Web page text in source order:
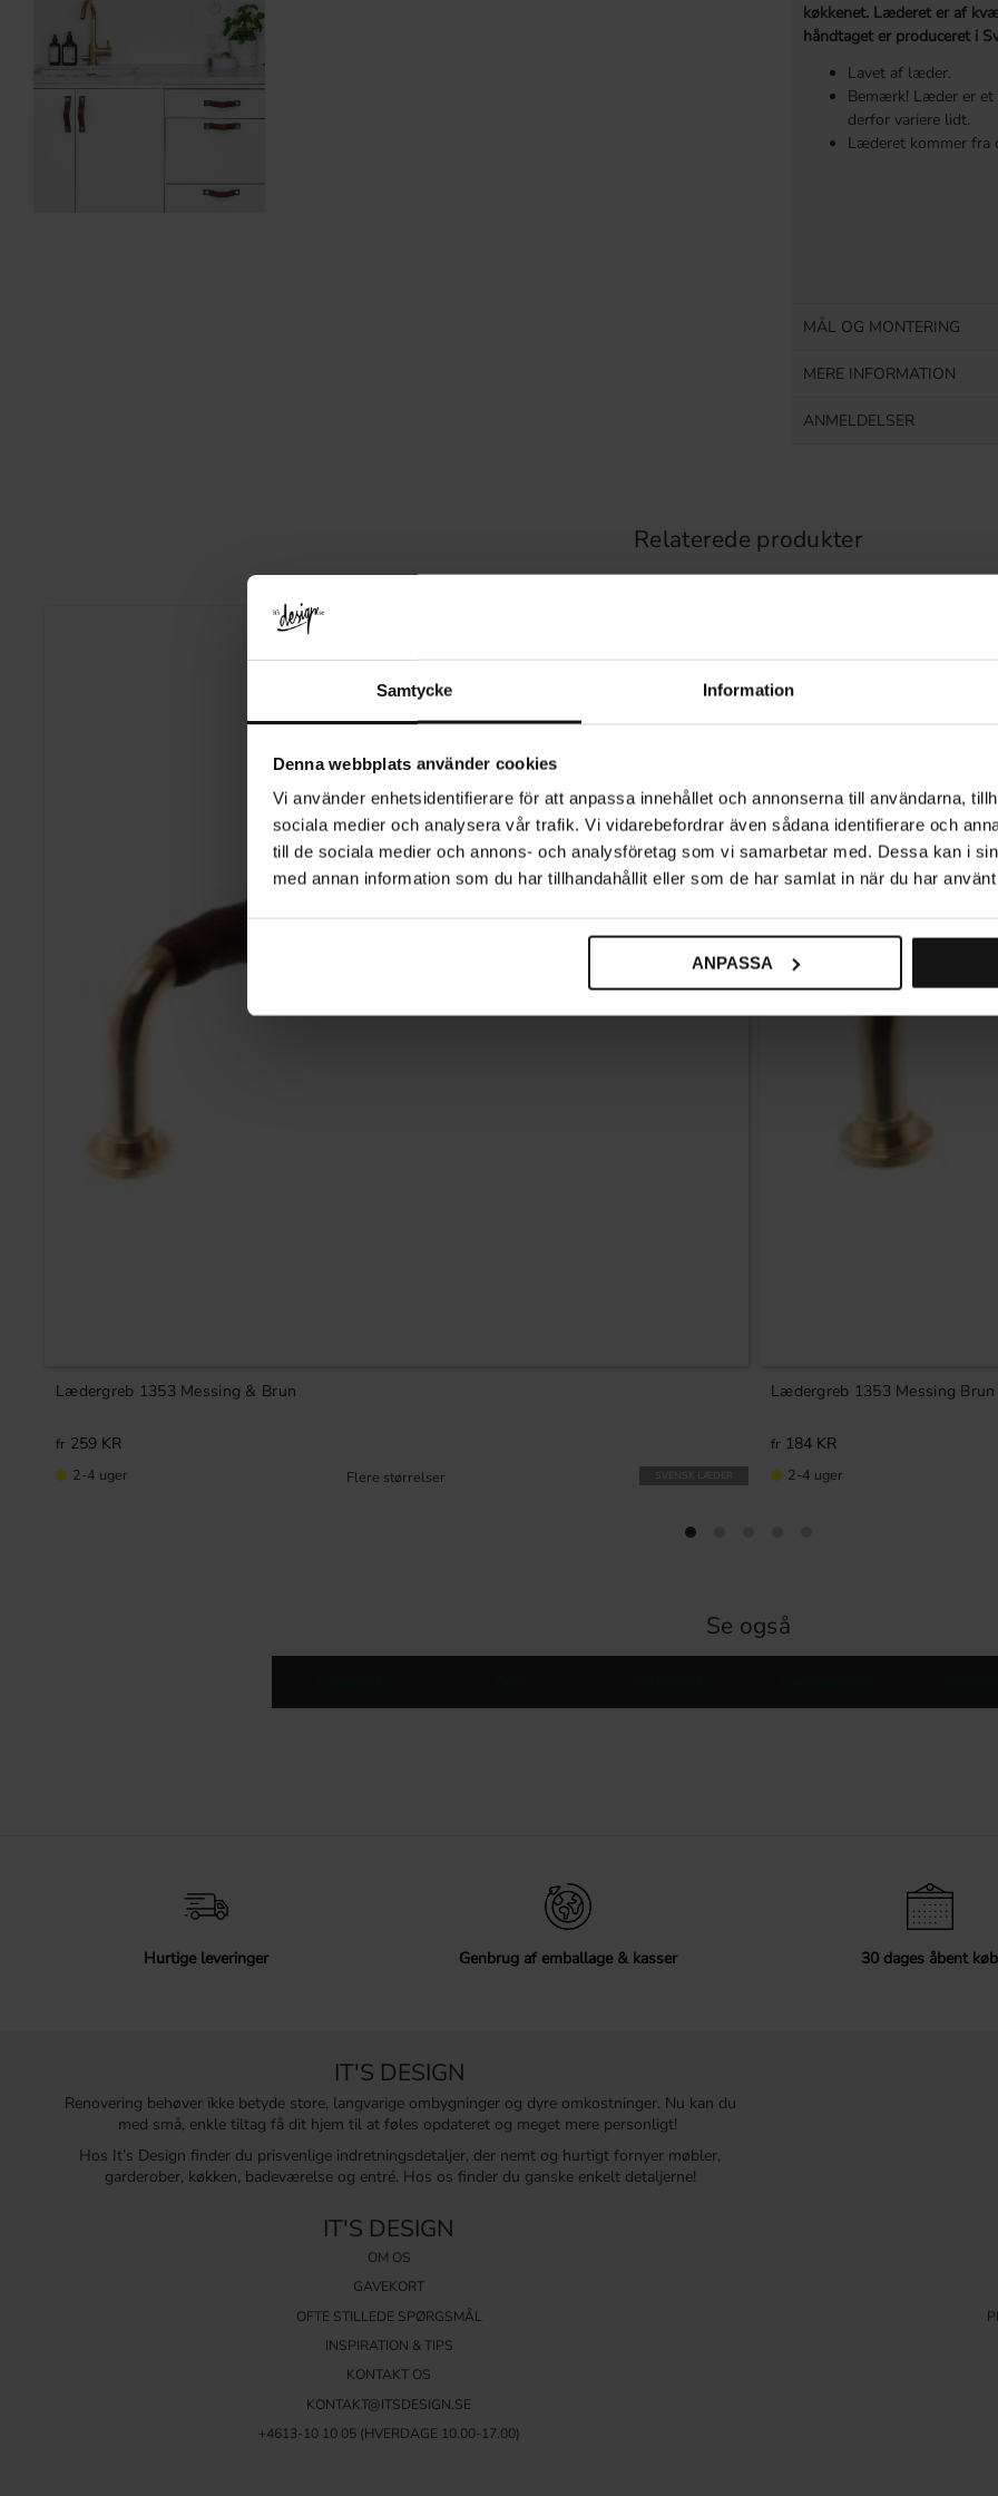
Samtycke Information
Denna webbplats använder cookies
Vi använder enhetsidentifierare för att anpassa innehållet och annonserna till användarna,
sociala medier och analysera vår trafik. Vi vidarebefordrar även sådana identifierare och
till de sociala medier och annons- och analysföretag som vi samarbetar med. Dessa kan i
med annan information som du har tillhandahållit eller som de har samlat in när du har
ANPASSA
køkkenet. Læderet er af
håndtaget er produceret i
Lavet af læder.
Bemærk! Læder er et
derfor variere lidt.
Læderet kommer fra
MÅL OG MONTERING
MERE INFORMATION
ANMELDELSER
Relaterede produkter
Lædergreb 1353 Messing & Brun
259KR
SVENSK LÆDER
2-4 uger
Lædergreb 1353 Messing
184KR
2-4 uger
Se også
Hurtige leveringer Genbrug af emballage & kasser 30 dages åbent køb
IT'S DESIGN
Renovering behøver ikke betyde store, langvarige ombygninger og dyre omkostninger. Nu kan du
med små, enkle tiltag få dit hjem til at føles opdateret og meget mere personligt!
Hos It’s Design finder du prisvenlige indretningsdetaljer, der nemt og hurtigt fornyer møbler,
garderober, køkken, badeværelse og entré. Hos os finder du ganske enkelt detaljerne!
IT'S DESIGN
OM OS
GAVEKORT
OFTE STILLEDE SPØRGSMÅL
INSPIRATION & TIPS
KONTAKT OS
KONTAKT@ITSDESIGN.SE
+4613-10 10 05 (HVERDAGE 10.00-17.00)